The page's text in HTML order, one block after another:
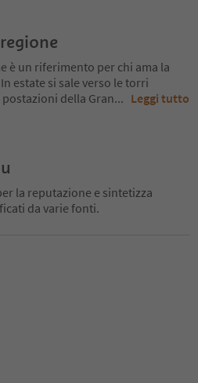
è un riferimento per chi ama la
estate si sale verso le torri
della Gran... Leggi tutto
la reputazione e sintetizza
da varie fonti.